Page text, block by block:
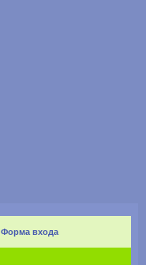
Форма входа